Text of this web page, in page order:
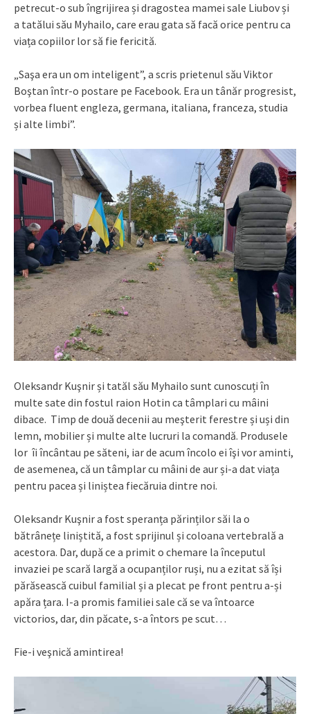
petrecut-o sub îngrijirea și dragostea mamei sale Liubov și
a tatălui său Myhailo, care erau gata să facă orice pentru ca
viața copiilor lor să fie fericită.
„Saşa era un om inteligent”, a scris prietenul său Viktor
Boştan într-o postare pe Facebook. Era un tânăr progresist,
vorbea fluent engleza, germana, italiana, franceza, studia
și alte limbi”.
Oleksandr Kuşnir și tatăl său Myhailo sunt cunoscuți în
multe sate din fostul raion Hotin ca tâmplari cu mâini
dibace. Timp de două decenii au meşterit ferestre și uși din
lemn, mobilier și multe alte lucruri la comandă. Produsele
lor îi încântau pe săteni, iar de acum încolo ei îşi vor aminti,
de asemenea, că un tâmplar cu mâini de aur și-a dat viața
pentru pacea și liniștea fiecăruia dintre noi.
Oleksandr Kuşnir a fost speranța părinților săi la o
bătrânețe liniștită, a fost sprijinul și coloana vertebrală a
acestora. Dar, după ce a primit o chemare la începutul
invaziei pe scară largă a ocupanților ruși, nu a ezitat să își
părăsească cuibul familial și a plecat pe front pentru a-și
apăra țara. I-a promis familiei sale că se va întoarce
victorios, dar, din păcate, s-a întors pe scut…
Fie-i veşnică amintirea!